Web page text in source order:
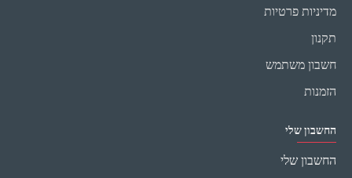
מדיניות פרטיות
תקנון
חשבון משתמש
הזמנות
החשבון שלי
החשבון שלי